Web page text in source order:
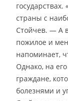
страны с
Стойчев. — А
пожилое и
напоминает,
Однако, на
граждане,
болезнями и